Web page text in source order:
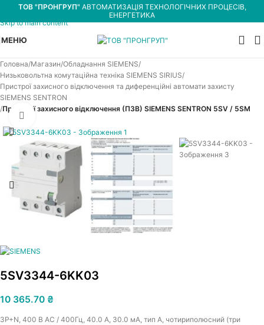
Skip to navigation
Skip to main content
ТОВ "ПРОНГРУП" АВТОМАТИЗАЦІЯ ТЕХНОЛОГІЧНИХ ПРОЦЕСІВ,
ЕНЕРГЕТИКА
МЕНЮ
Головна Магазин Обладнання SIEMENS
Низьковольтна комутаційна техніка SIEMENS SIRIUS
Пристрої захисного відключення та диференційні автомати захисту
SIEMENS SENTRON
Пристрої захисного відключення (ПЗВ) SIEMENS SENTRON 5SV / 5SM
5SV3344-6KK03
10 365.70 ₴
3Р+N, 400 В АС / 400Гц, 40.0 A, 30.0 мА, тип A, чотириполюсний (три